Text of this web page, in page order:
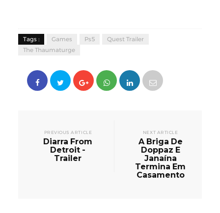
Tags : Games Ps5
Quest Trailer
The Thaumaturge
PREVIOUS ARTICLE
Diarra From
Detroit -
Trailer
NEXT ARTICLE
A Briga De
Doppaz E
Janaína
Termina Em
Casamento